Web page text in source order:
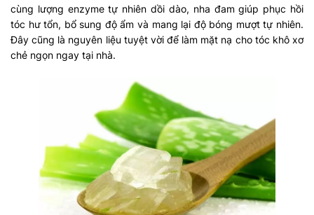
cùng lượng enzyme tự nhiên dồi dào, nha đam giúp phục hồi
tóc hư tổn, bổ sung độ ẩm và mang lại độ bóng mượt tự nhiên.
Đây cũng là nguyên liệu tuyệt vời để làm mặt nạ cho tóc khô xơ
chẻ ngọn ngay tại nhà.